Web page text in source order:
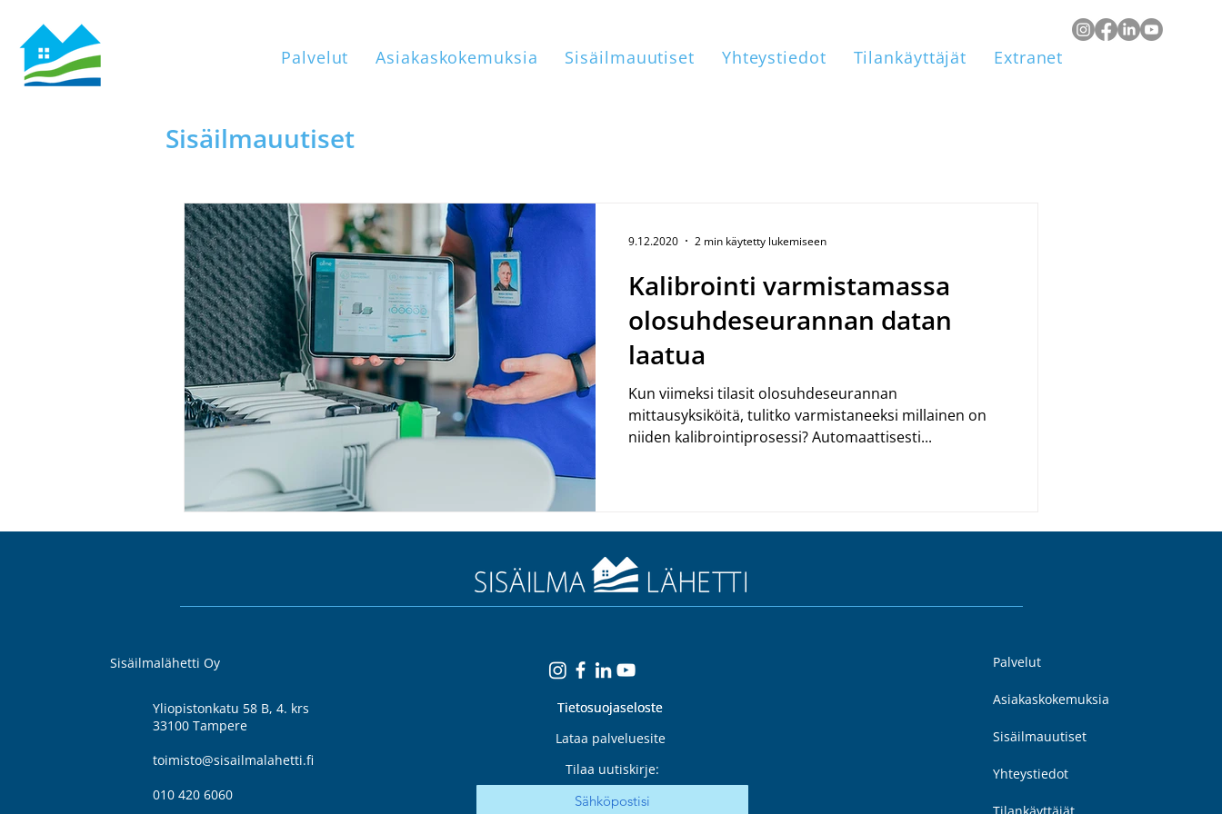
Palvelut Asiakaskokemuksia Sisäilmauutiset Yhteystiedot Tilankäyttäjät Extranet
Sisäilmauutiset
Kalibrointi varmistamassa
olosuhdeseurannan datan
laatua
Kun viimeksi tilasit olosuhdeseurannan
mittausyksiköitä, tulitko varmistaneeksi millainen on
niiden kalibrointiprosessi? Automaattisesti...
9.12.2020 2 min käytetty lukemiseen
Sisäilmalähetti Oy
Yliopistonkatu 58 B, 4. krs
33100 Tampere
toimisto@sisailmalahetti.fi
010 420 6060
Tietosuojaseloste
Tietosuojaseloste
Lataa palveluesite
Tilaa uutiskirje:
Palvelut
Asiakaskokemuksia
Sisäilmauutiset
Yhteystiedot
Tilankäyttäjät